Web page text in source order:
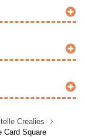
Crealies
Card Square